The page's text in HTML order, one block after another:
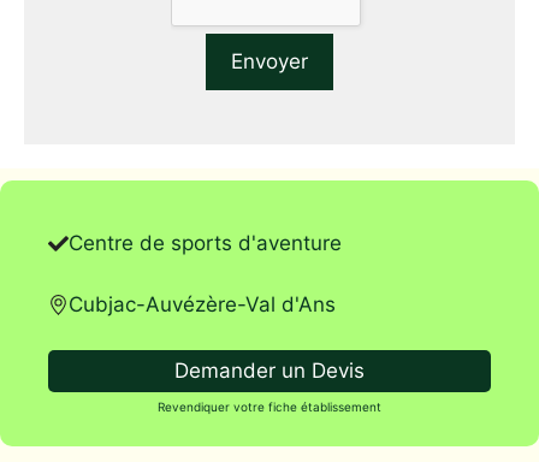
Centre de sports d'aventure
Cubjac-Auvézère-Val d'Ans
Demander un Devis
Revendiquer votre fiche établissement